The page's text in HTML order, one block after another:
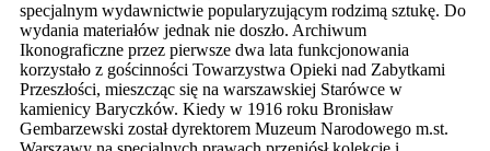
specjalnym wydawnictwie popularyzującym rodzimą sztukę. Do
wydania materiałów jednak nie doszło. Archiwum
Ikonograficzne przez pierwsze dwa lata funkcjonowania
korzystało z gościnności Towarzystwa Opieki nad Zabytkami
Przeszłości, mieszcząc się na warszawskiej Starówce w
kamienicy Baryczków. Kiedy w 1916 roku Bronisław
Gembarzewski został dyrektorem Muzeum Narodowego m.st.